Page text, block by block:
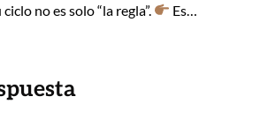
no es solo “la regla”.
Es…